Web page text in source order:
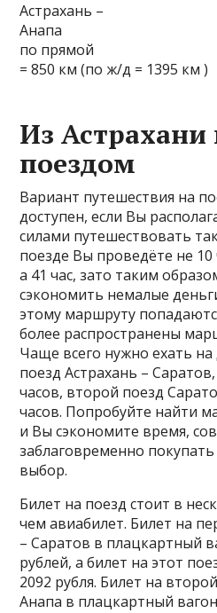
Астрахань –
Анапа
по прямой
= 850 км (по ж/д = 1395 км )
Из Астрахани
поездом
Вариант путешествия на
доступен, если Вы
силами путешествовать
поезде Вы проведёте не 10
а 41 час, зато таким
сэкономить немалые
этому маршруту
более распространены
Чаще всего нужно ехать
поезд Астрахань –
часов, второй поезд
часов. Попробуйте найти
и Вы сэкономите время,
заблаговременно
выбор.
Билет на поезд стоит в
чем авиабилет. Билет на
– Саратов в плацкартный
рублей, а билет на этот
2092 рубля. Билет на
Анапа в плацкартный